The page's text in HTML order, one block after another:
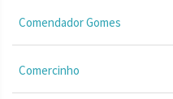
Comendador Gomes
Comercinho